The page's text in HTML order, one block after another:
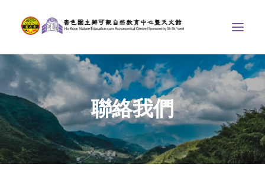
中心介紹
學界課程
天文館
博物天地
聯絡我們